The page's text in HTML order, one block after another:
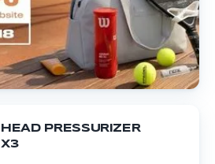
HEAD PRESSURIZER
X3